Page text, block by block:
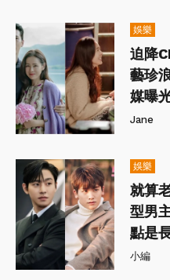
娛樂
迫降
藝珍
媒曝
神！
Jane
娛樂
就算
型男
點是
嬌？！
小編